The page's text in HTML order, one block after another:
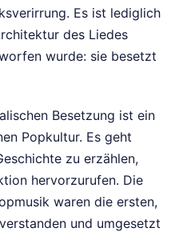
Es ist lediglich
des Liedes
wurde: sie besetzt
Besetzung ist ein
Popkultur. Es geht
zu erzählen,
hervorzurufen. Die
waren die ersten,
und umgesetzt